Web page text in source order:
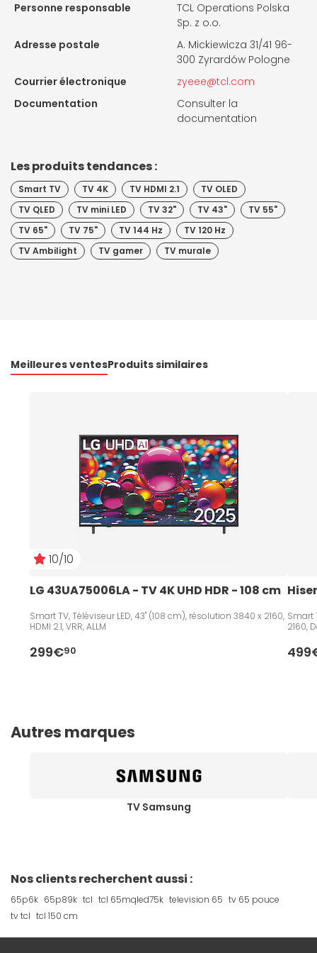
Personne responsable
TCL Operations Polska
Sp. z o.o.
Adresse postale
A. Mickiewicza 31/41 96-
300 Zyrardów Pologne
Courrier électronique
zyeee@tcl.com
Documentation
Consulter la
documentation
Les produits tendances :
Smart TV TV 4K TV HDMI 2.1
TV OLED
TV QLED
TV mini LED TV 32" TV 43"
TV 55"
TV 65"
TV 75" TV 144 Hz
TV 120 Hz
TV Ambilight
TV gamer TV murale
Meilleures ventesProduits similaires
10/10
LG 43UA75006LA - TV 4K UHD HDR - 108 cm
Smart TV, Téléviseur LED, 43" (108 cm), résolution 3840 x 2160,
HDMI 2.1, VRR, ALLM
299€90
Smart
2160,
Autres marques
TV Samsung
Nos clients recherchent aussi :
65p6k 65p89k tcl tcl 65mqled75k television 65 tv 65 pouce
tv tcl tcl 150 cm